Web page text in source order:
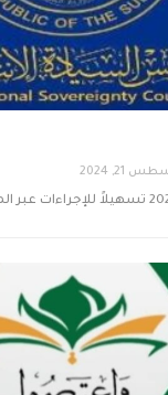
21, 2024